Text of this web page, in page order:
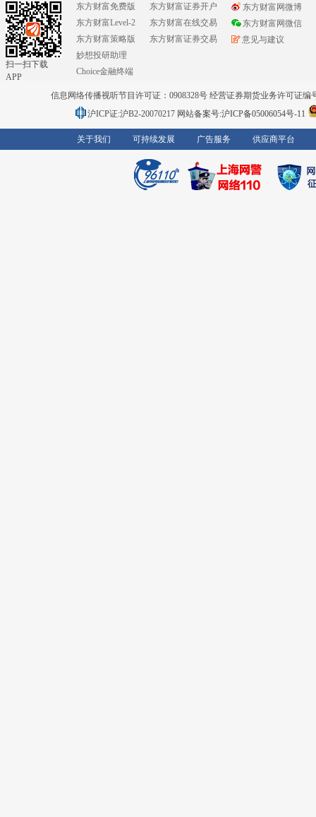
扫一扫下载
APP
东方财富免费版
东方财富Level-2
东方财富策略版
妙想投研助理
Choice金融终端
东方财富证券开户
东方财富在线交易
东方财富证券交易
东方财富网微博
东方财富网微信
意见与建议
信息网络传播视听节目许可证：0908328号 经营证券期货业务许可证编
沪ICP证:沪B2-20070217 网站备案号:沪ICP备05006054号-11
关于我们 可持续发展 广告服务 供应商平台